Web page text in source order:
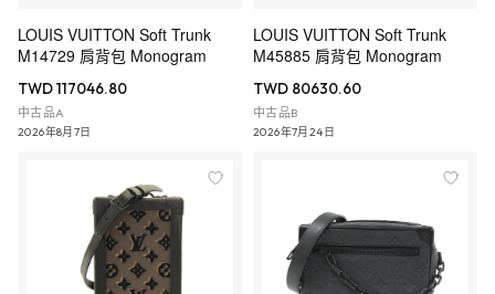
LOUIS VUITTON Soft Trunk
M14729 肩背包 Monogram
TWD 117046.80
中古品A
2026年8月7日
LOUIS VUITTON Soft Trunk
M45885 肩背包 Monogram
TWD 80630.60
中古品B
2026年7月24日